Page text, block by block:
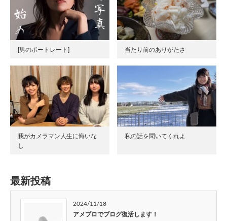
[男のポートレート] 当たり前のありがたさ
我がカメラマン人生に悔いな
し
私の話を聞いてくれよ
最新投稿
2024/11/18
アメブロでブログ復活します！